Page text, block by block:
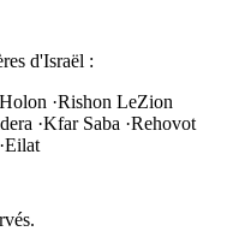
d'Israël :
Holon ·Rishon LeZion
·Kfar Saba ·Rehovot
·Eilat